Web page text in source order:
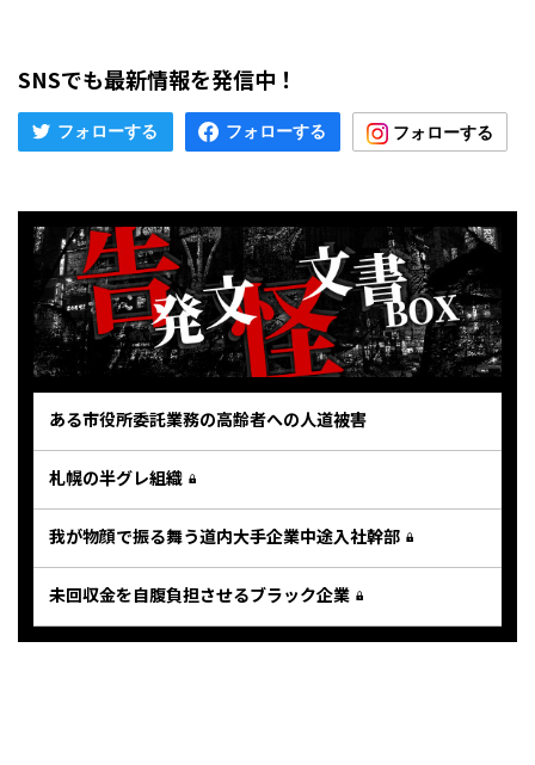
SNSでも最新情報を発信中！
ある市役所委託業務の高齢者への人道被害
札幌の半グレ組織
我が物顔で振る舞う道内大手企業中途入社幹部
未回収金を自腹負担させるブラック企業